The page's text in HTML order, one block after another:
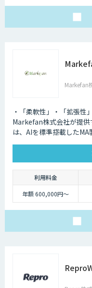
Markefan
・「柔軟性」・「拡張性
Markefan株式会社が提供
は、AIを標準搭載したMA
利用料金
年額 600,000円～